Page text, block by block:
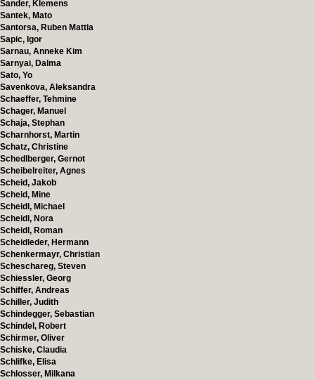
Sander, Klemens
Santek, Mato
Santorsa, Ruben Mattia
Sapic, Igor
Sarnau, Anneke Kim
Sarnyai, Dalma
Sato, Yo
Savenkova, Aleksandra
Schaeffer, Tehmine
Schager, Manuel
Schaja, Stephan
Scharnhorst, Martin
Schatz, Christine
Schedlberger, Gernot
Scheibelreiter, Agnes
Scheid, Jakob
Scheid, Mine
Scheidl, Michael
Scheidl, Nora
Scheidl, Roman
Scheidleder, Hermann
Schenkermayr, Christian
Scheschareg, Steven
Schiessler, Georg
Schiffer, Andreas
Schiller, Judith
Schindegger, Sebastian
Schindel, Robert
Schirmer, Oliver
Schiske, Claudia
Schlifke, Elisa
Schlosser, Milkana